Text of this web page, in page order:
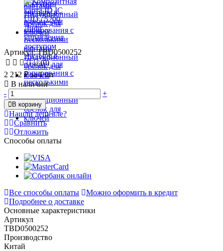
Артикул: TBD0500252
(0)
2 212 ₽за 1 шт
В наличии
-
+
В корзину
Нашли дешевле?
Сравнить
Отложить
Способы оплаты
Все способы оплаты
Можно оформить в кредит
Подробнее о доставке
Основные характеристики
Артикул
TBD0500252
Производство
Китай